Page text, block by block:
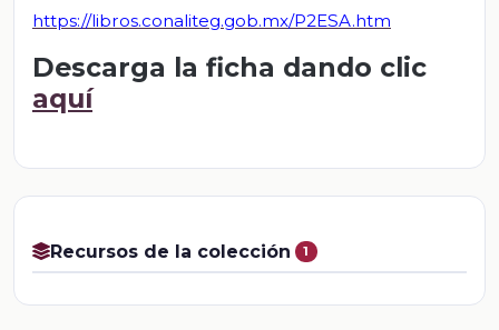
https://libros.conaliteg.gob.mx/P2ESA.htm
Descarga la ficha dando clic
aquí
Recursos de la colección 1